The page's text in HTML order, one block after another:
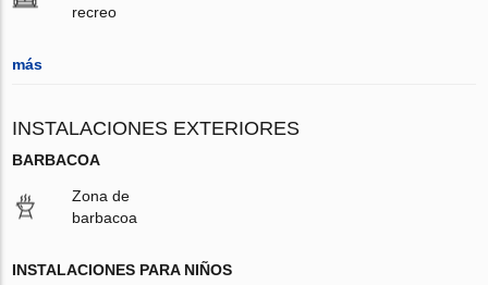
recreo
más
INSTALACIONES EXTERIORES
BARBACOA
Zona de
barbacoa
INSTALACIONES PARA NIÑOS